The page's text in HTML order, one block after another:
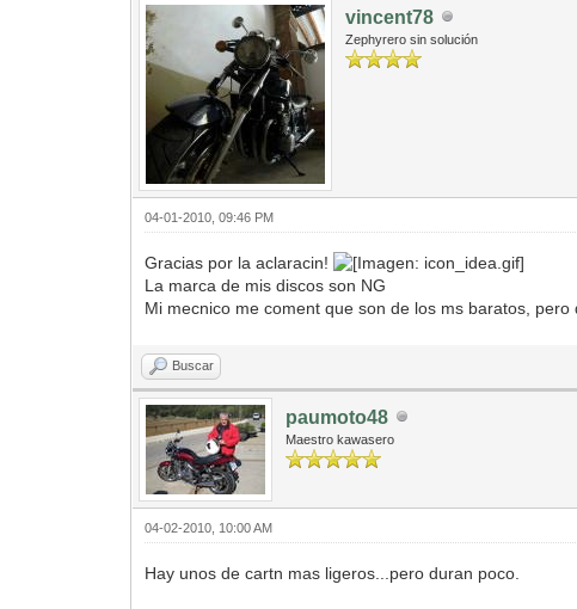
vincent78
Zephyrero sin solución
04-01-2010, 09:46 PM
Gracias por la aclaracin!
La marca de mis discos son NG
Mi mecnico me coment que son de los ms baratos, pero
Buscar
paumoto48
Maestro kawasero
04-02-2010, 10:00 AM
Hay unos de cartn mas ligeros...pero duran poco.